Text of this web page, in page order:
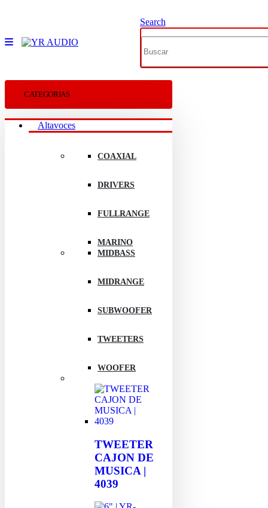
Search
CATEGORIAS
Altavoces
COAXIAL
DRIVERS
FULLRANGE
MARINO
MIDBASS
MIDRANGE
SUBWOOFER
TWEETERS
WOOFER
TWEETER
CAJON DE
MUSICA |
4039